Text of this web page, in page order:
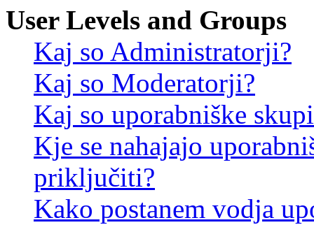
User Levels and Groups
Kaj so Administratorji?
Kaj so Moderatorji?
Kaj so uporabniške
Kje se nahajajo
priključiti?
Kako postanem vodja